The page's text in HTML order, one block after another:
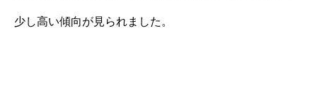
少し高い傾向が見られました。